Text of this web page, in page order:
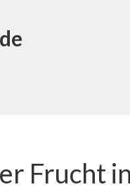
Frucht